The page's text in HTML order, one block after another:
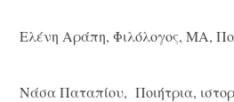
Ελένη Αράπη, Φιλόλογος, ΜΑ,
Νάσα Παταπίου, Ποιήτρια,